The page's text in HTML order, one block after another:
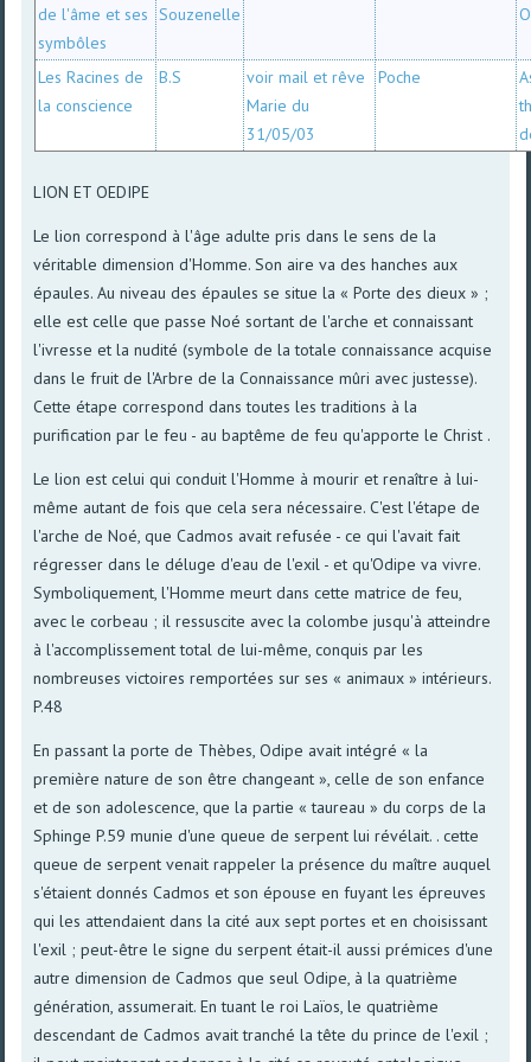
de l'âme et ses
symbôles
Souzenelle
Les Racines de
la conscience
B.S
voir mail et rêve
Marie du
31/05/03
Poche
LION ET OEDIPE
Le lion correspond à l'âge adulte pris dans le sens de la
véritable dimension d'Homme. Son aire va des hanches aux
épaules. Au niveau des épaules se situe la « Porte des dieux » ;
elle est celle que passe Noé sortant de l'arche et connaissant
l'ivresse et la nudité (symbole de la totale connaissance acquise
dans le fruit de l'Arbre de la Connaissance mûri avec justesse).
Cette étape correspond dans toutes les traditions à la
purification par le feu - au baptême de feu qu'apporte le Christ .
Le lion est celui qui conduit l'Homme à mourir et renaître à lui-
même autant de fois que cela sera nécessaire. C'est l'étape de
l'arche de Noé, que Cadmos avait refusée - ce qui l'avait fait
régresser dans le déluge d'eau de l'exil - et qu'Odipe va vivre.
Symboliquement, l'Homme meurt dans cette matrice de feu,
avec le corbeau ; il ressuscite avec la colombe jusqu'à atteindre
à l'accomplissement total de lui-même, conquis par les
nombreuses victoires remportées sur ses « animaux » intérieurs.
P.48
En passant la porte de Thèbes, Odipe avait intégré « la
première nature de son être changeant », celle de son enfance
et de son adolescence, que la partie « taureau » du corps de la
Sphinge P.59 munie d'une queue de serpent lui révélait. . cette
queue de serpent venait rappeler la présence du maître auquel
s'étaient donnés Cadmos et son épouse en fuyant les épreuves
qui les attendaient dans la cité aux sept portes et en choisissant
l'exil ; peut-être le signe du serpent était-il aussi prémices d'une
autre dimension de Cadmos que seul Odipe, à la quatrième
génération, assumerait. En tuant le roi Laïos, le quatrième
descendant de Cadmos avait tranché la tête du prince de l'exil ;